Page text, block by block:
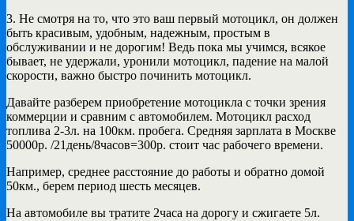
3. Не смотря на то, что это ваш первый мотоцикл, он должен
быть красивым, удобным, надежным, простым в
обслуживании и не дорогим! Ведь пока мы учимся, всякое
бывает, не удержали, уронили мотоцикл, падение на малой
скорости, важно быстро починить мотоцикл.
Давайте разберем приобретение мотоцикла с точки зрения
коммерции и сравним с автомобилем. Мотоцикл расход
топлива 2-3л. на 100км. пробега. Средняя зарплата в Москве
50000р. /21день/8часов=300р. стоит час рабочего времени.
Например, среднее расстояние до работы и обратно домой
50км., берем период шесть месяцев.
На автомобиле вы тратите 2часа на дорогу и сжигаете 5л.